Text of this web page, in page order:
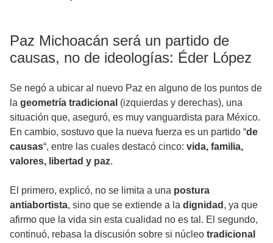
Paz Michoacán será un partido de
causas, no de ideologías: Éder López
Se negó a ubicar al nuevo Paz en alguno de los puntos de
la geometría tradicional (izquierdas y derechas), una
situación que, aseguró, es muy vanguardista para México.
En cambio, sostuvo que la nueva fuerza es un partido “de
causas“, entre las cuales destacó cinco: vida, familia,
valores, libertad y paz.
El primero, explicó, no se limita a una postura
antiabortista, sino que se extiende a la dignidad , ya que
afirmo que la vida sin esta cualidad no es tal. El segundo,
continuó, rebasa la discusión sobre si núcleo tradicional